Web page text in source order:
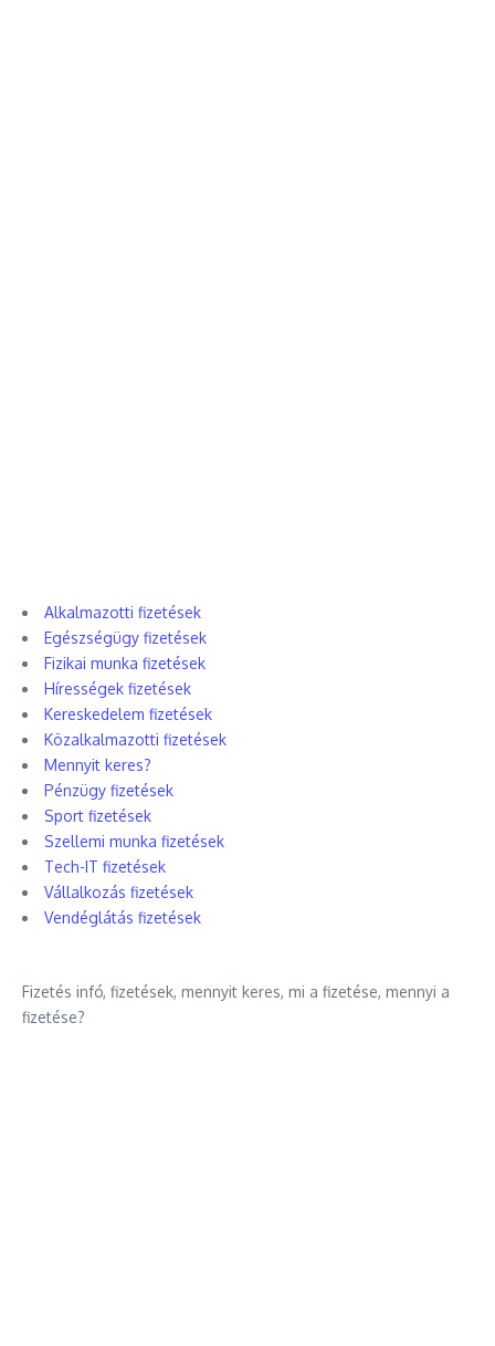
Alkalmazotti fizetések
Egészségügy fizetések
Fizikai munka fizetések
Hírességek fizetések
Kereskedelem fizetések
Közalkalmazotti fizetések
Mennyit keres?
Pénzügy fizetések
Sport fizetések
Szellemi munka fizetések
Tech-IT fizetések
Vállalkozás fizetések
Vendéglátás fizetések
Fizetés infó, fizetések, mennyit keres, mi a fizetése, mennyi a
fizetése?